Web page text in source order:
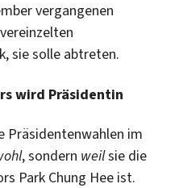
vergangenen
sie solle abtreten.
wird Präsidentin
Präsidentenwahlen im
, sondern weilsie die
Park Chung Hee ist.